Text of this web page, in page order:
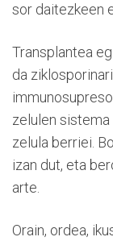
sor daitezkeen
Transplantea
da
zelulen
zelula berriei.
izan dut, eta
arte.
Orain, ordea,